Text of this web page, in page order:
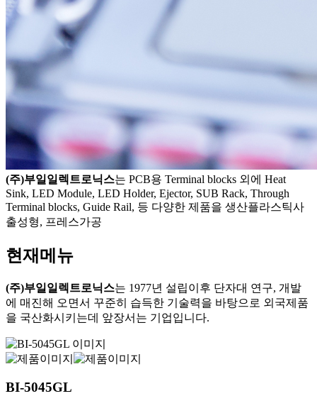
(주)부일일렉트로닉스는 PCB용 Terminal blocks 외에 Heat
Sink, LED Module, LED Holder, Ejector, SUB Rack, Through
Terminal blocks, Guide Rail, 등 다양한 제품을 생산플라스틱사
출성형, 프레스가공
현재메뉴
(주)부일일렉트로닉스는 1977년 설립이후 단자대 연구, 개발
에 매진해 오면서 꾸준히 습득한 기술력을 바탕으로 외국제품
을 국산화시키는데 앞장서는 기업입니다.
BI-5045GL